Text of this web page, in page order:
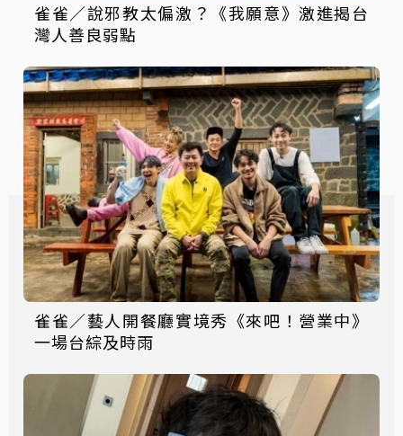
雀雀／說邪教太偏激？《我願意》激進揭台
灣人善良弱點
雀雀／藝人開餐廳實境秀《來吧！營業中》
一場台綜及時雨